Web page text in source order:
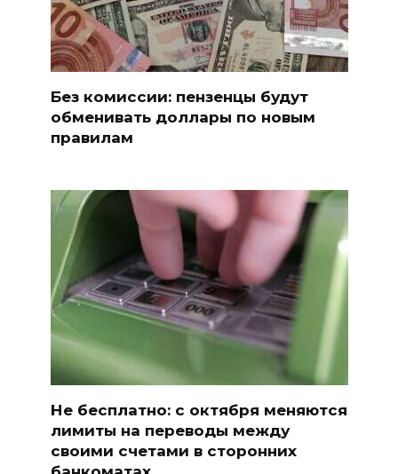
Без комиссии: пензенцы будут
обменивать доллары по новым
правилам
Не бесплатно: с октября меняются
лимиты на переводы между
своими счетами в сторонних